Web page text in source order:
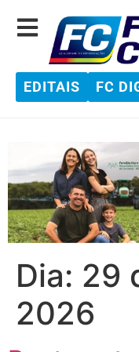
EDITAIS FC
Dia: 29
2026